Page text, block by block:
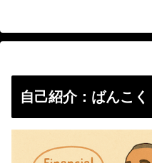
自己紹介：ばんこく